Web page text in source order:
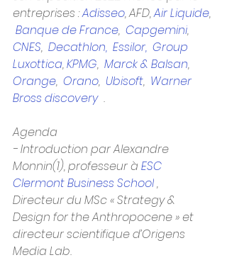
entreprises : Adisseo, AFD, Air Liquide,
Banque de France, Capgemini,
CNES, Decathlon, Essilor,  Group
Luxottica, KPMG, Marck & Balsan,
Orange, Orano, Ubisoft, Warner
Bross discovery .
Agenda
- Introduction par Alexandre
Monnin(1), professeur à ESC
Clermont Business School ,
Directeur du MSc « Strategy &
Design for the Anthropocene » et
directeur scientifique d’Origens
Media Lab.